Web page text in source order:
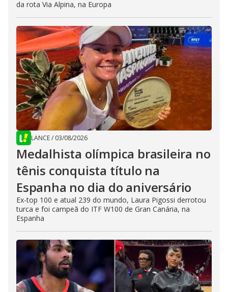
da rota Via Alpina, na Europa
LANCE/ 03/08/2026
Medalhista olímpica brasileira no
tênis conquista título na
Espanha no dia do aniversário
Ex-top 100 e atual 239 do mundo, Laura Pigossi derrotou
turca e foi campeã do ITF W100 de Gran Canária, na
Espanha